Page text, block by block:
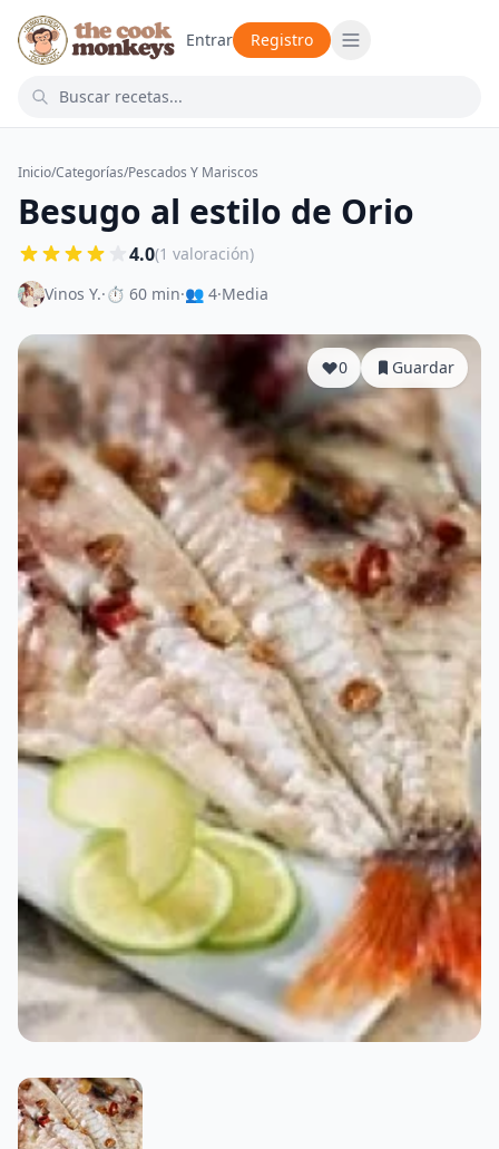
Entrar Registro
Inicio/Categorías/Pescados Y Mariscos
Besugo al estilo de Orio
4.0(1 valoración)
Vinos Y.·⏱ 60 min·👥 4·Media
0 Guardar